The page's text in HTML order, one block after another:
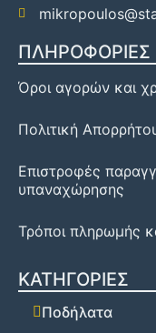
ΠΛΗΡΟΦΟΡΙΕΣ
Όροι αγορών και
Πολιτική
Επιστροφές
υπαναχώρησης
Τρόποι πληρωμής
ΚΑΤΗΓΟΡΙΕΣ
Ποδήλατα